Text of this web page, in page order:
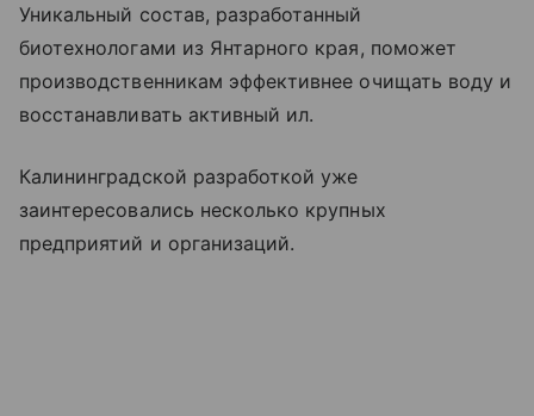
Уникальный состав, разработанный
биотехнологами из Янтарного края, поможет
производственникам эффективнее очищать воду и
восстанавливать активный ил.
Калининградской разработкой уже
заинтересовались несколько крупных
предприятий и организаций.